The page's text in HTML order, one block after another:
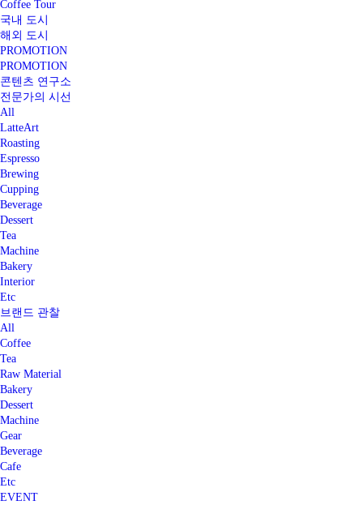
Coffee Tour
국내 도시
해외 도시
PROMOTION
PROMOTION
콘텐츠 연구소
전문가의 시선
All
LatteArt
Roasting
Espresso
Brewing
Cupping
Beverage
Dessert
Tea
Machine
Bakery
Interior
Etc
브랜드 관찰
All
Coffee
Tea
Raw Material
Bakery
Dessert
Machine
Gear
Beverage
Cafe
Etc
EVENT